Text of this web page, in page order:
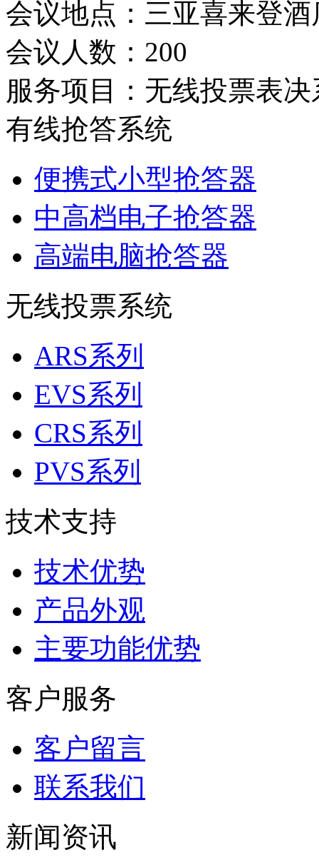
会议地点：三亚喜来登酒
会议人数：200
服务项目： 无线投票表
有线抢答系统
便携式小型抢答器
中高档电子抢答器
高端电脑抢答器
无线投票系统
ARS系列
EVS系列
CRS系列
PVS系列
技术支持
技术优势
产品外观
主要功能优势
客户服务
客户留言
联系我们
新闻资讯